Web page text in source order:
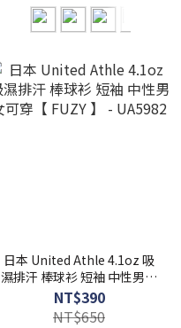
日本 United Athle 4.1oz 吸
濕排汗 棒球衫 短袖 中性男女
可穿【 FUZY 】 - UA5982
NT$390
NT$650